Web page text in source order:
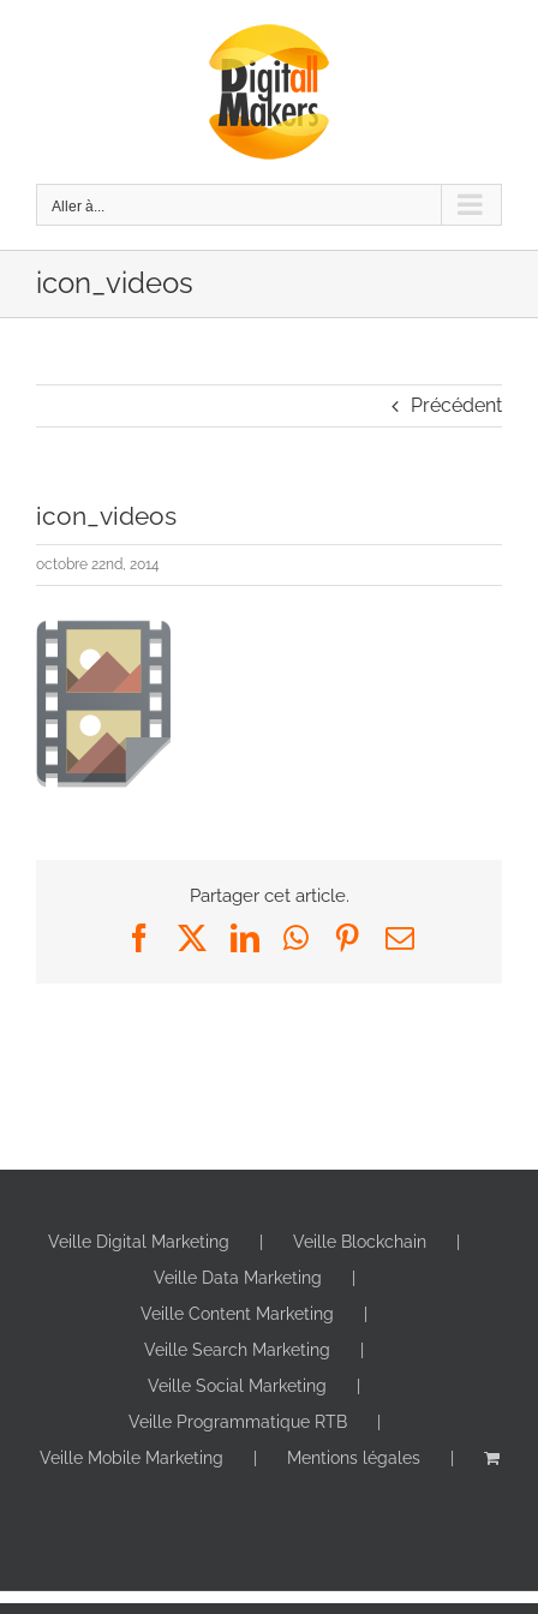
Aller à...
icon_videos
Précédent
icon_videos
octobre 22nd, 2014
Partager cet article.
FacebookLinkedInWhatsApp
Pinterest
Email
Veille Digital Marketing
Veille Blockchain
Veille Data Marketing
Veille Content Marketing
Veille Search Marketing
Veille Social Marketing
Veille Programmatique RTB
Veille Mobile Marketing
Mentions légales